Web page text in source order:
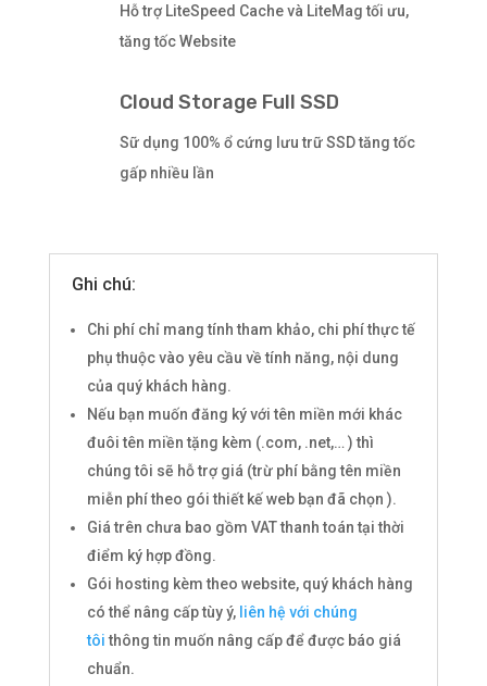
Hỗ trợ LiteSpeed Cache và LiteMag tối ưu,
tăng tốc Website
Cloud Storage Full SSD
Sữ dụng 100% ổ cứng lưu trữ SSD tăng tốc
gấp nhiều lần
Ghi chú:
Chi phí chỉ mang tính tham khảo, chi phí thực tế
phụ thuộc vào yêu cầu về tính năng, nội dung
của quý khách hàng.
Nếu bạn muốn đăng ký với tên miền mới khác
đuôi tên miền tặng kèm (.com, .net,… ) thì
chúng tôi sẽ hỗ trợ giá (trừ phí bằng tên miền
miễn phí theo gói thiết kế web bạn đã chọn ).
Giá trên chưa bao gồm VAT thanh toán tại thời
điểm ký hợp đồng.
Gói hosting kèm theo website, quý khách hàng
có thể nâng cấp tùy ý, liên hệ với chúng
tôithông tin muốn nâng cấp để được báo giá
chuẩn.